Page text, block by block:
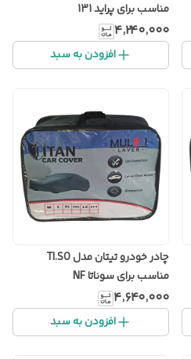
مناسب برای پراید 131
۴٬۲۴۰٬۰۰۰
افزودن به سبد
چادر خودرو تیتان مدل TI.SO
مناسب برای سوناتا NF
۴٬۶۴۰٬۰۰۰
افزودن به سبد